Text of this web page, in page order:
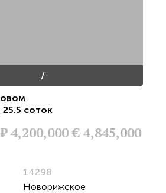
/
25.5 соток
Р 4,200,000 € 4,845,000
14298
Новорижское